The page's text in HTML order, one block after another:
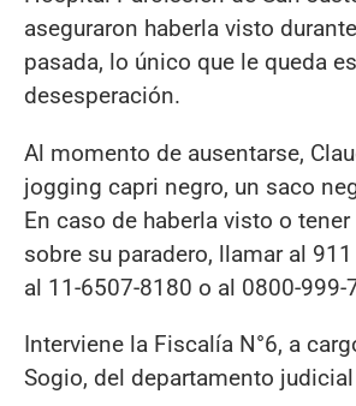
aseguraron haberla visto
pasada, lo único que le queda
desesperación.
Al momento de ausentarse,
jogging capri negro, un saco
En caso de haberla visto o
sobre su paradero, llamar al
al 11-6507-8180 o al 0800-999-
Interviene la Fiscalía N°6, a
Sogio, del departamento